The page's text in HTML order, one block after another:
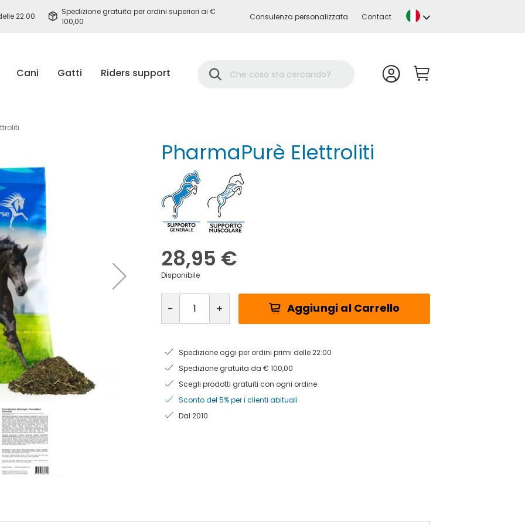
22:00
Spedizione gratuita per ordini superiori ai €
100,00
Consulenza personalizzata Contact Lingua
Cani Gatti Riders support Cerca
PharmaPurè Elettroliti
28,95 €
Disponibile
- + Aggiungi al Carrello
Spedizione oggi per ordini primi delle 22:00
Spedizione gratuita da € 100,00
Scegli prodotti gratuiti con ogni ordine
Sconto del 5% per i clienti abituali
Dal 2010